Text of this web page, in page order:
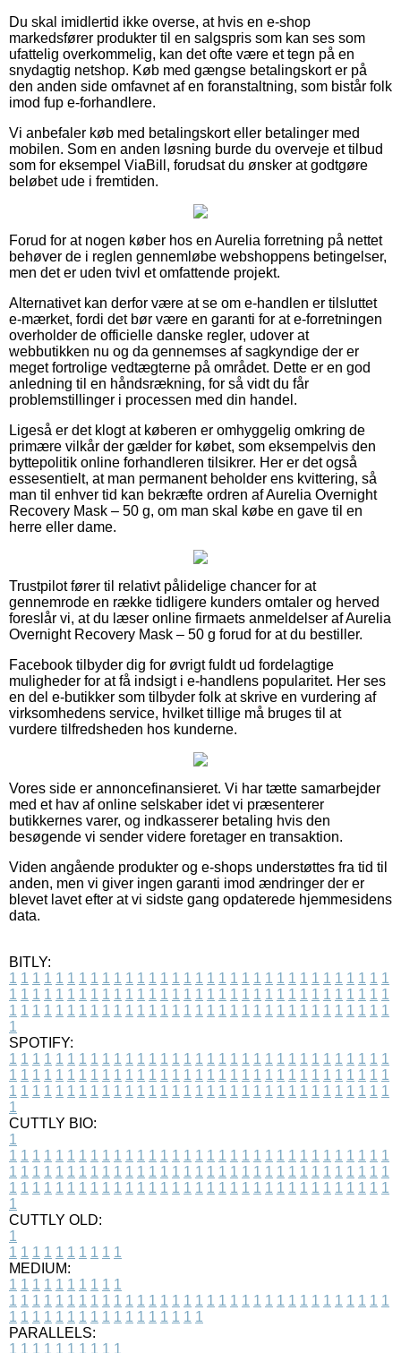
Du skal imidlertid ikke overse, at hvis en e-shop
markedsfører produkter til en salgspris som kan ses som
ufattelig overkommelig, kan det ofte være et tegn på en
snydagtig netshop. Køb med gængse betalingskort er på
den anden side omfavnet af en foranstaltning, som bistår folk
imod fup e-forhandlere.
Vi anbefaler køb med betalingskort eller betalinger med
mobilen. Som en anden løsning burde du overveje et tilbud
som for eksempel ViaBill, forudsat du ønsker at godtgøre
beløbet ude i fremtiden.
Forud for at nogen køber hos en Aurelia forretning på nettet
behøver de i reglen gennemløbe webshoppens betingelser,
men det er uden tvivl et omfattende projekt.
Alternativet kan derfor være at se om e-handlen er tilsluttet
e-mærket, fordi det bør være en garanti for at e-forretningen
overholder de officielle danske regler, udover at
webbutikken nu og da gennemses af sagkyndige der er
meget fortrolige vedtægterne på området. Dette er en god
anledning til en håndsrækning, for så vidt du får
problemstillinger i processen med din handel.
Ligeså er det klogt at køberen er omhyggelig omkring de
primære vilkår der gælder for købet, som eksempelvis den
byttepolitik online forhandleren tilsikrer. Her er det også
essesentielt, at man permanent beholder ens kvittering, så
man til enhver tid kan bekræfte ordren af Aurelia Overnight
Recovery Mask – 50 g, om man skal købe en gave til en
herre eller dame.
Trustpilot fører til relativt pålidelige chancer for at
gennemrode en række tidligere kunders omtaler og herved
foreslår vi, at du læser online firmaets anmeldelser af Aurelia
Overnight Recovery Mask – 50 g forud for at du bestiller.
Facebook tilbyder dig for øvrigt fuldt ud fordelagtige
muligheder for at få indsigt i e-handlens popularitet. Her ses
en del e-butikker som tilbyder folk at skrive en vurdering af
virksomhedens service, hvilket tillige må bruges til at
vurdere tilfredsheden hos kunderne.
Vores side er annoncefinansieret. Vi har tætte samarbejder
med et hav af online selskaber idet vi præsenterer
butikkernes varer, og indkasserer betaling hvis den
besøgende vi sender videre foretager en transaktion.
Viden angående produkter og e-shops understøttes fra tid til
anden, men vi giver ingen garanti imod ændringer der er
blevet lavet efter at vi sidste gang opdaterede hjemmesidens
data.
BITLY:
1 1 1 1 1 1 1 1 1 1 1 1 1 1 1 1 1 1 1 1 1 1 1 1 1 1 1 1 1 1 1 1 1
1 1 1 1 1 1 1 1 1 1 1 1 1 1 1 1 1 1 1 1 1 1 1 1 1 1 1 1 1 1 1 1 1
1 1 1 1 1 1 1 1 1 1 1 1 1 1 1 1 1 1 1 1 1 1 1 1 1 1 1 1 1 1 1 1 1
1
SPOTIFY:
1 1 1 1 1 1 1 1 1 1 1 1 1 1 1 1 1 1 1 1 1 1 1 1 1 1 1 1 1 1 1 1 1
1 1 1 1 1 1 1 1 1 1 1 1 1 1 1 1 1 1 1 1 1 1 1 1 1 1 1 1 1 1 1 1 1
1 1 1 1 1 1 1 1 1 1 1 1 1 1 1 1 1 1 1 1 1 1 1 1 1 1 1 1 1 1 1 1 1
1
CUTTLY BIO:
1
1 1 1 1 1 1 1 1 1 1 1 1 1 1 1 1 1 1 1 1 1 1 1 1 1 1 1 1 1 1 1 1 1
1 1 1 1 1 1 1 1 1 1 1 1 1 1 1 1 1 1 1 1 1 1 1 1 1 1 1 1 1 1 1 1 1
1 1 1 1 1 1 1 1 1 1 1 1 1 1 1 1 1 1 1 1 1 1 1 1 1 1 1 1 1 1 1 1 1
1
CUTTLY OLD:
1
1 1 1 1 1 1 1 1 1 1
MEDIUM:
1 1 1 1 1 1 1 1 1 1
1 1 1 1 1 1 1 1 1 1 1 1 1 1 1 1 1 1 1 1 1 1 1 1 1 1 1 1 1 1 1 1 1
1 1 1 1 1 1 1 1 1 1 1 1 1 1 1 1 1
PARALLELS:
1 1 1 1 1 1 1 1 1 1